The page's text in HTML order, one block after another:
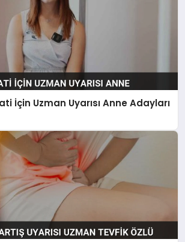
İçin Uzman Uyarısı Anne Adayları